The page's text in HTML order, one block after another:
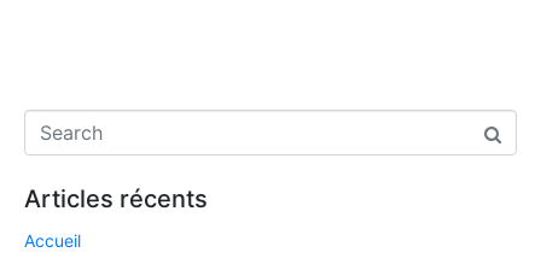
Articles récents
Accueil